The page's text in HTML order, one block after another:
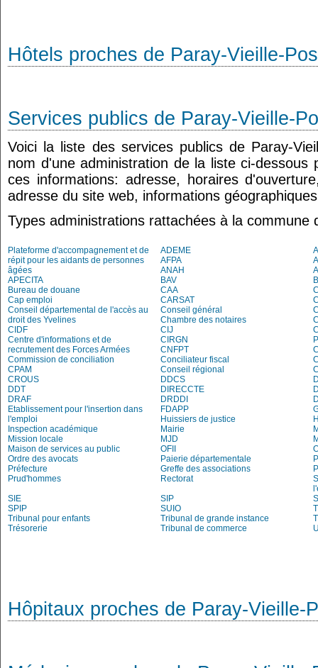
Hôtels proches de Paray-Vieille-
Services publics de Paray-Vieille-
Voici la liste des services publics de Paray-
nom d'une administration de la liste ci-dessous
ces informations: adresse, horaires
adresse du site web, informations
Types administrations rattachées à la commune
Plateforme d'accompagnement et de
répit pour les aidants de personnes
âgées
ADEME
AFPA
ANAH
APECITA
BAV
Bureau de douane
CAA
Cap emploi
CARSAT
Conseil départemental de l'accès au
droit des Yvelines
Conseil général
Chambre des notaires
CIDF
CIJ
Centre d'informations et de
recrutement des Forces Armées
CIRGN
CNFPT
Commission de conciliation
Conciliateur fiscal
CPAM
Conseil régional
CROUS
DDCS
DDT
DIRECCTE
DRAF
DRDDI
Etablissement pour l'insertion dans
l'emploi
FDAPP
Huissiers de justice
Inspection académique
Mairie
Mission locale
MJD
Maison de services au public
OFII
Ordre des avocats
Paierie départementale
Préfecture
Greffe des associations
Prud'hommes
Rectorat
SIE
SIP
SPIP
SUIO
Tribunal pour enfants
Tribunal de grande instance
Trésorerie
Tribunal de commerce
Hôpitaux proches de Paray-Vieille-